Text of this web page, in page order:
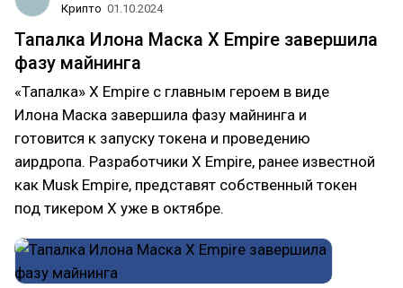
Крипто 01.10.2024
Тапалка Илона Маска X Empire завершила
фазу майнинга
«Тапалка» X Empire с главным героем в виде
Илона Маска завершила фазу майнинга и
готовится к запуску токена и проведению
аирдропа. Разработчики X Empire, ранее известной
как Musk Empire, представят собственный токен
под тикером X уже в октябре.